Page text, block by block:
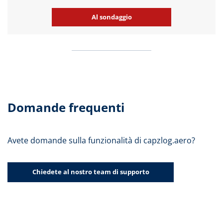
Al sondaggio
Domande frequenti
Avete domande sulla funzionalità di capzlog.aero?
Chiedete al nostro team di supporto